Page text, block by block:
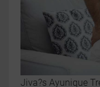
Jiva?s Ayunique